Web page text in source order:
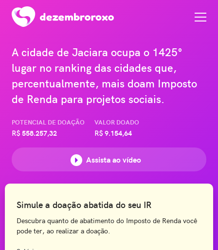
A cidade de Jaciara ocupa o 1425°
lugar no ranking das cidades que,
percentualmente, mais doam Imposto
de Renda para projetos sociais.
POTENCIAL DE DOAÇÃO
R$558.257,32
VALOR DOADO
R$9.154,64
Assista ao vídeo
Simule a doação abatida do seu IR
Descubra quanto de abatimento do Imposto de Renda você
pode ter, ao realizar a doação.